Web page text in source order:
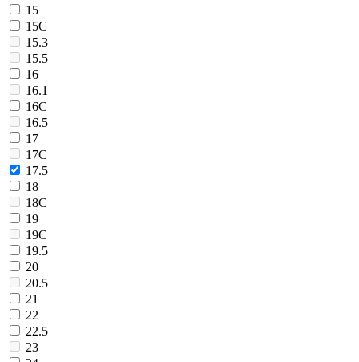
15
15C
15.3
15.5
16
16.1
16C
16.5
17
17C
17.5
18
18C
19
19C
19.5
20
20.5
21
22
22.5
23